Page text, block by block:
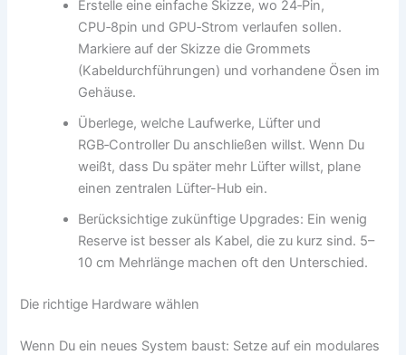
Erstelle eine einfache Skizze, wo 24‑Pin,
CPU‑8pin und GPU‑Strom verlaufen sollen.
Markiere auf der Skizze die Grommets
(Kabeldurchführungen) und vorhandene Ösen im
Gehäuse.
Überlege, welche Laufwerke, Lüfter und
RGB‑Controller Du anschließen willst. Wenn Du
weißt, dass Du später mehr Lüfter willst, plane
einen zentralen Lüfter-Hub ein.
Berücksichtige zukünftige Upgrades: Ein wenig
Reserve ist besser als Kabel, die zu kurz sind. 5–
10 cm Mehrlänge machen oft den Unterschied.
Die richtige Hardware wählen
Wenn Du ein neues System baust: Setze auf ein modulares